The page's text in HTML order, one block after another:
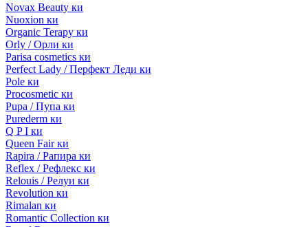
Novax Beauty ки
Nuoxion ки
Organic Terapy ки
Orly / Орли ки
Parisa cosmetics ки
Perfect Lady / Перфект Леди ки
Pole ки
Procosmetic ки
Pupa / Пупа ки
Purederm ки
Q P I ки
Queen Fair ки
Rapira / Рапира ки
Reflex / Рефлекс ки
Relouis / Релуи ки
Revolution ки
Rimalan ки
Romantic Collection ки